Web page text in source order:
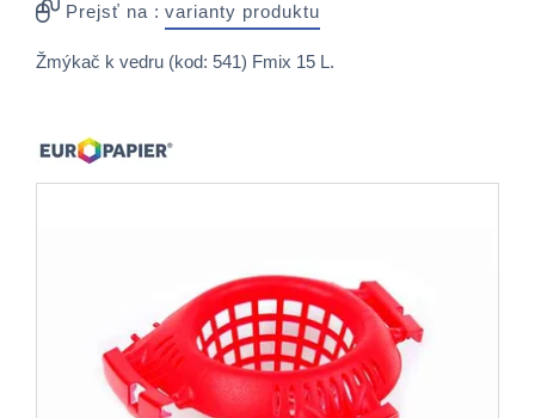
Prejsť na : varianty produktu
Žmýkač k vedru (kod: 541) Fmix 15 L.